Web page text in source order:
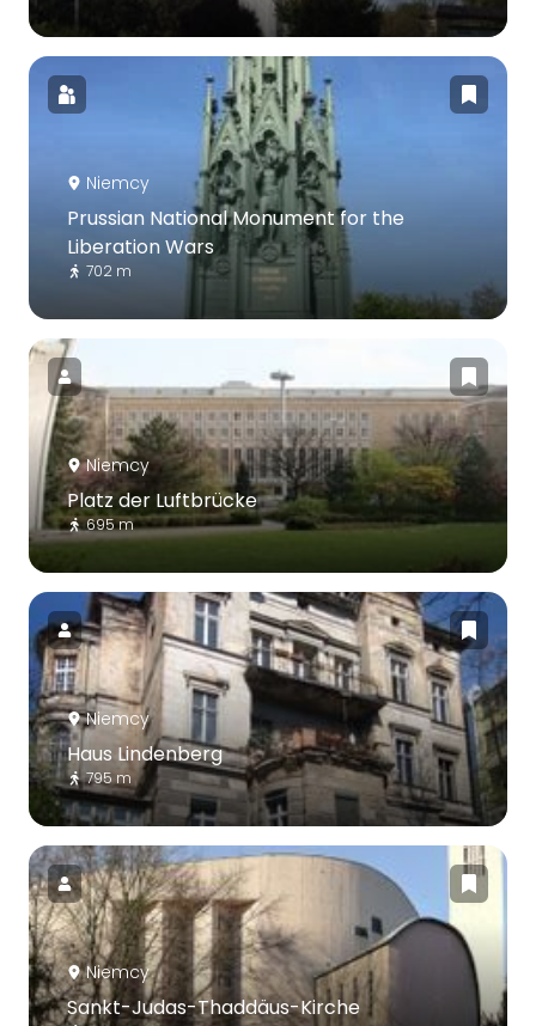
Niemcy
Prussian National Monument for the
Liberation Wars
702 m
Niemcy
Platz der Luftbrücke
695 m
Niemcy
Haus Lindenberg
795 m
Niemcy
Sankt-Judas-Thaddäus-Kirche